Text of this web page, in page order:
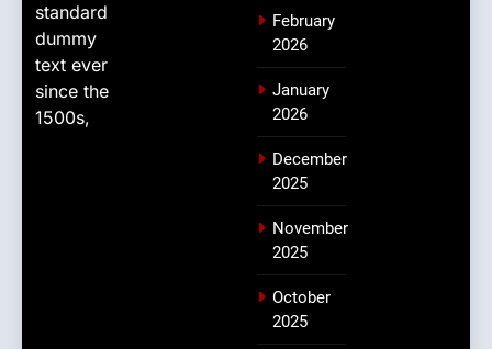
standard
dummy
text ever
since the
1500s,
February
2026
January
2026
December
2025
November
2025
October
2025